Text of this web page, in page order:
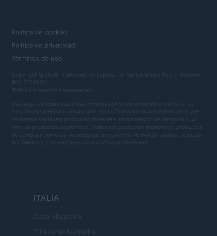
Política de cookies
Política de privacidad
Términos de uso
Copyright © 2026 · Publicado en España por AdHub Media S.r.l. — Número
REA 2729933
Todos los derechos reservados
Descargo de responsabilidad: Finanzas24 se compromete a mantener su
información precisa y actualizada. Esta información puede diferir de lo que
ve cuando visita una institución financiera, un proveedor de servicios o un
sitio de productos específicos. Todos los productos financieros, productos
de compra y servicios se presentan sin garantía. Al evaluar ofertas, consulte
los Términos y Condiciones de la institución financiera.
ITALIA
Casa Magazine
Cineverse Magazine